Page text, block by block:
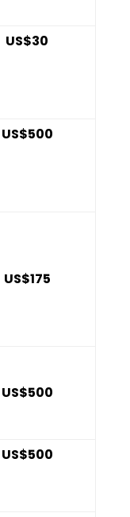
US$30
US$500
US$175
US$500
US$500